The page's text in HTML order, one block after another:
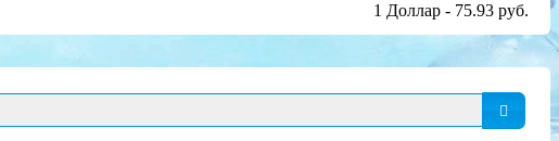
1 Доллар - 75.93 руб.